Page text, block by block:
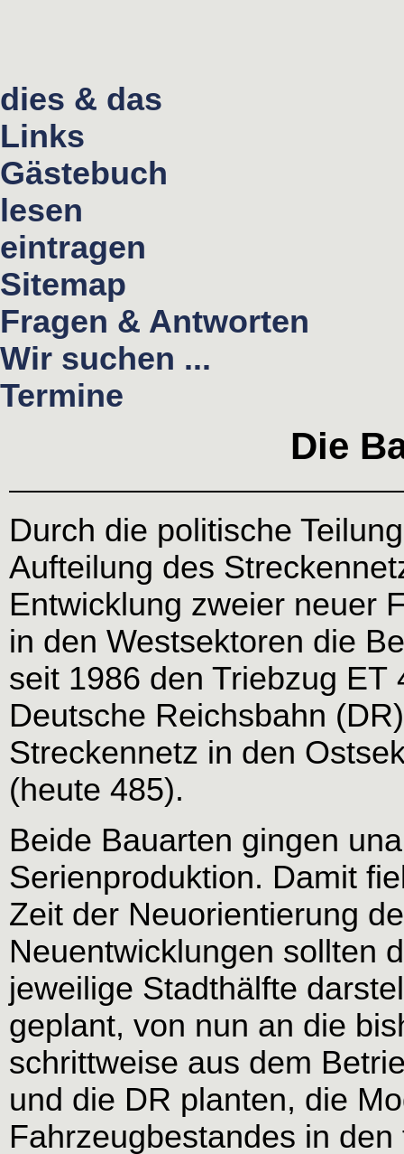
dies & das
Links
Gästebuch
lesen
eintragen
Sitemap
Fragen & Antworten
Wir suchen ...
Termine
Die
Durch die politische
Aufteilung des
Entwicklung zweier neuer
in den Westsektoren die
seit 1986 den Triebzug
Deutsche Reichsbahn
Streckennetz in den
(heute 485).
Beide Bauarten gingen
Serienproduktion. Damit
Zeit der Neuorientierung
Neuentwicklungen sollten
jeweilige Stadthälfte
geplant, von nun an die
schrittweise aus dem
und die DR planten, die
Fahrzeugbestandes in